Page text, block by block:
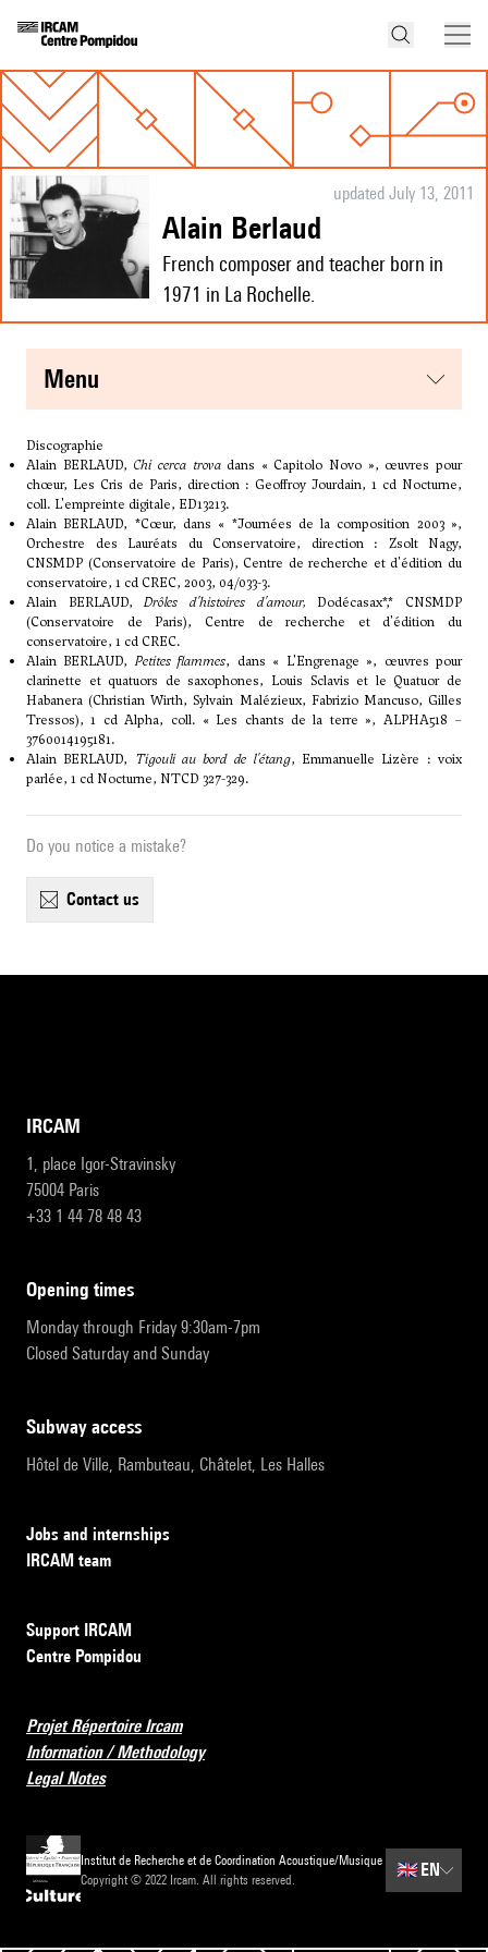
updated July 13, 2011
Alain Berlaud
French composer and teacher born in
1971 in La Rochelle.
menu
Discographie
Alain BERLAUD, Chi cerca trovadans « Capitolo Novo », œuvres pour
chœur, Les Cris de Paris, direction : Geoffroy Jourdain, 1 cd Nocturne,
coll. L'empreinte digitale, ED13213.
Alain BERLAUD, *Cœur, dans « *Journées de la composition 2003 »,
Orchestre des Lauréats du Conservatoire, direction : Zsolt Nagy,
CNSMDP (Conservatoire de Paris), Centre de recherche et d'édition du
conservatoire, 1 cd CREC, 2003, 04/033-3.
Alain BERLAUD,Drôles d'histoires d'amour, Dodécasax*,* CNSMDP
(Conservatoire de Paris), Centre de recherche et d'édition du
conservatoire, 1 cd CREC.
Alain BERLAUD,Petites flammes, dans « L'Engrenage », œuvres pour
clarinette et quatuors de saxophones, Louis Sclavis et le Quatuor de
Habanera (Christian Wirth, Sylvain Malézieux, Fabrizio Mancuso, Gilles
Tressos), 1 cd Alpha, coll. « Les chants de la terre », ALPHA518 –
3760014195181.
Alain BERLAUD, Tigouli au bord de l'étang, Emmanuelle Lizère : voix
parlée, 1 cd Nocturne, NTCD 327-329.
Do you notice a mistake?
contact us
IRCAM
1, place Igor-Stravinsky
75004 Paris
+33 1 44 78 48 43
opening times
Monday through Friday 9:30am-7pm
Closed Saturday and Sunday
subway access
Hôtel de Ville, Rambuteau, Châtelet, Les Halles
Jobs and internships
IRCAM team
Support IRCAM
Centre Pompidou
Projet Répertoire Ircam
Information / Methodology
Legal Notes
Institut de Recherche et de Coordination Acoustique/Musique
Copyright © 2022 Ircam. All rights reserved.
🇬🇧 EN